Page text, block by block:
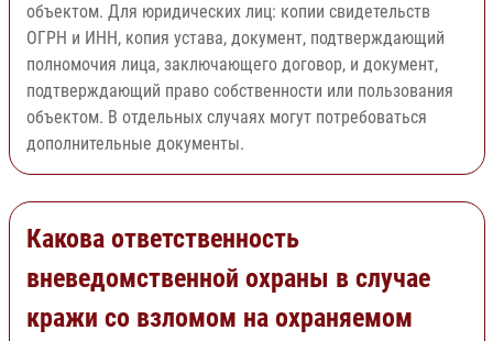
объектом. Для юридических лиц: копии свидетельств
ОГРН и ИНН, копия устава, документ, подтверждающий
полномочия лица, заключающего договор, и документ,
подтверждающий право собственности или пользования
объектом. В отдельных случаях могут потребоваться
дополнительные документы.
Какова ответственность
вневедомственной охраны в случае
кражи со взломом на охраняемом